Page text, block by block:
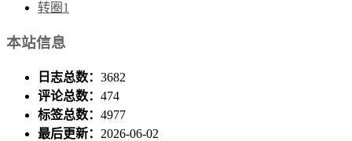
转圈1
本站信息
日志总数： 3682
评论总数： 474
标签总数： 4977
最后更新： 2026-06-02